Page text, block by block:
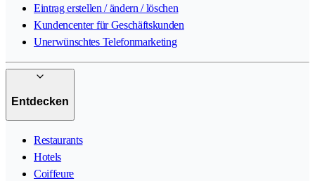
Eintrag erstellen / ändern / löschen
Kundencenter für Geschäftskunden
Unerwünschtes Telefonmarketing
Entdecken
Restaurants
Hotels
Coiffeure